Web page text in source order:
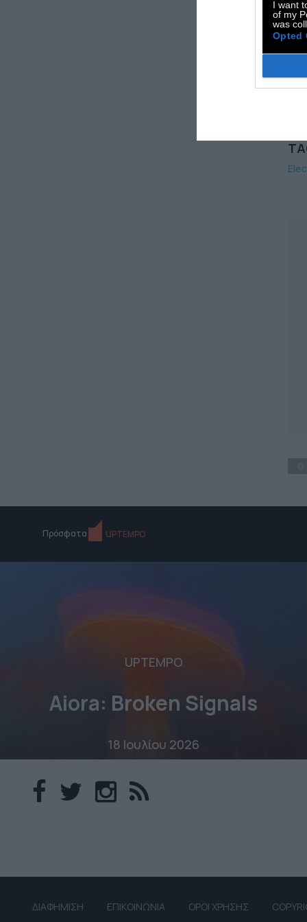
I want
of my
was
Opted
Dj
Πρόσφατα UPTEMPO
UPTEMPO
Aiora: Broken Signals
18 Ιουλίου 2026
ΔΙΑΦΗΜΙΣΗ ΕΠΙΚΟΙΝΩΝΙΑ ΟΡΟΙ ΧΡΗΣΗΣ